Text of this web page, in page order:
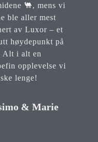
🐫, mens vi
ble aller mest
av Luxor – et
høydepunkt på
Alt i alt en
opplevelse vi
lenge!
& Marie